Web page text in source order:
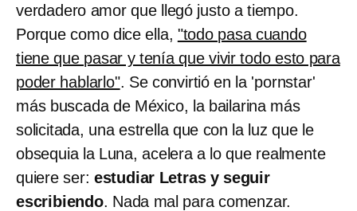
verdadero amor que llegó justo a tiempo.
Porque como dice ella, "todo pasa cuando
tiene que pasar y tenía que vivir todo esto para
poder hablarlo". Se convirtió en la 'pornstar'
más buscada de México, la bailarina más
solicitada, una estrella que con la luz que le
obsequia la Luna, acelera a lo que realmente
quiere ser: estudiar Letras y seguir
escribiendo. Nada mal para comenzar.